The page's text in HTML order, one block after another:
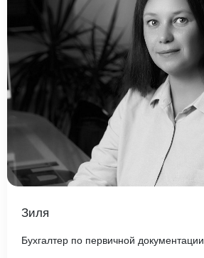
Зиля
Бухгалтер по первичной документации